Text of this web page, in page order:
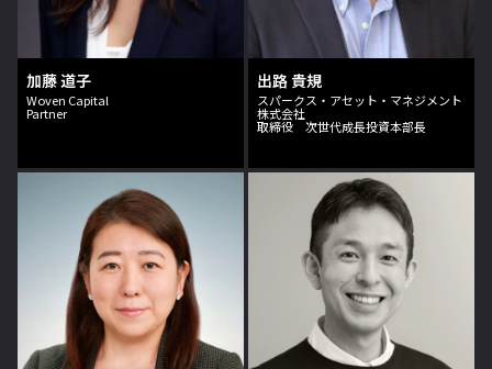
加藤 道子
Woven Capital
Partner
出路 貴規
スパークス・アセット・マネジメント
株式会社
取締役 次世代成長投資本部長